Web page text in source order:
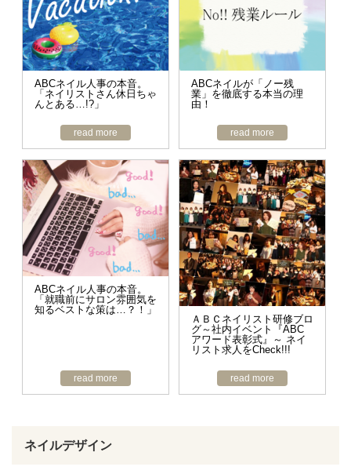
ABCネイル人事の本音。
「ネイリストさん休日ちゃ
んとある…!?」
read more
ABCネイルが「ノー残
業」を徹底する本当の理
由！
read more
ABCネイル人事の本音。
「就職前にサロン雰囲気を
知るベストな策は…？！」
read more
ＡＢＣネイリスト研修ブロ
グ～社内イベント『ABC
アワード表彰式』～ ネイ
リスト求人をCheck!!!
read more
ネイルデザイン